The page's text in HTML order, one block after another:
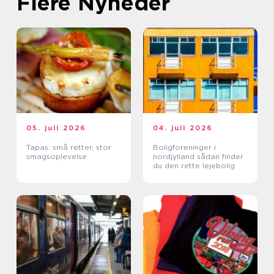
05. juli 2026
Tapas: små retter, stor
smagsoplevelse
04. juli 2026
Boligforeninger i
nordjylland sådan finder
du den rette lejebolig